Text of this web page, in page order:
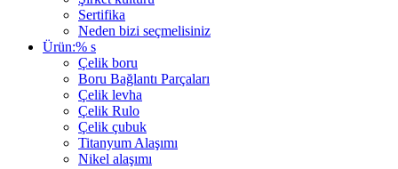
Sertifika
Neden bizi seçmelisiniz
Ürün:% s
Çelik boru
Boru Bağlantı Parçaları
Çelik levha
Çelik Rulo
Çelik çubuk
Titanyum Alaşımı
Nikel alaşımı